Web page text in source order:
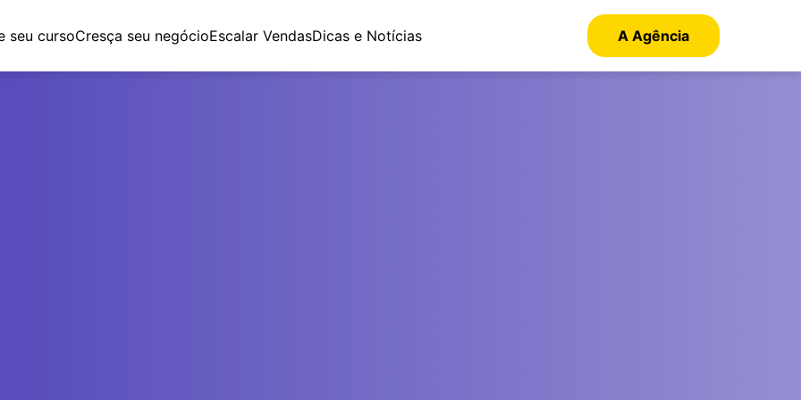
seu cursoCresça seu negócioEscalar VendasDicas e Notícias A Agência